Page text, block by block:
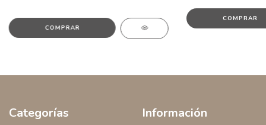
Categorías Información